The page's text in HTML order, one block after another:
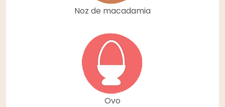
Noz de macadamia
Ovo